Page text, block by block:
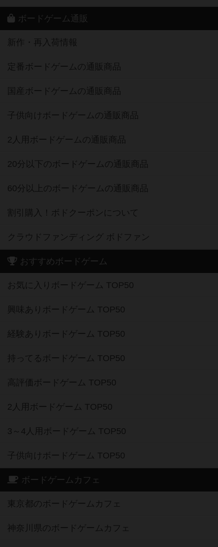
ボードゲーム通販
新作・再入荷情報
定番ボードゲームの通販商品
国産ボードゲームの通販商品
子供向けボードゲームの通販商品
2人用ボードゲームの通販商品
20分以下のボードゲームの通販商品
60分以上のボードゲームの通販商品
割引購入！ボドクーポンについて
クラウドファンディング ボドファン
おすすめボードゲーム
お気に入りボードゲーム TOP50
興味ありボードゲーム TOP50
経験ありボードゲーム TOP50
持ってるボードゲーム TOP50
高評価ボードゲーム TOP50
2人用ボードゲーム TOP50
3～4人用ボードゲーム TOP50
子供向けボードゲーム TOP50
ボードゲームカフェ
東京都のボードゲームカフェ
神奈川県のボードゲームカフェ